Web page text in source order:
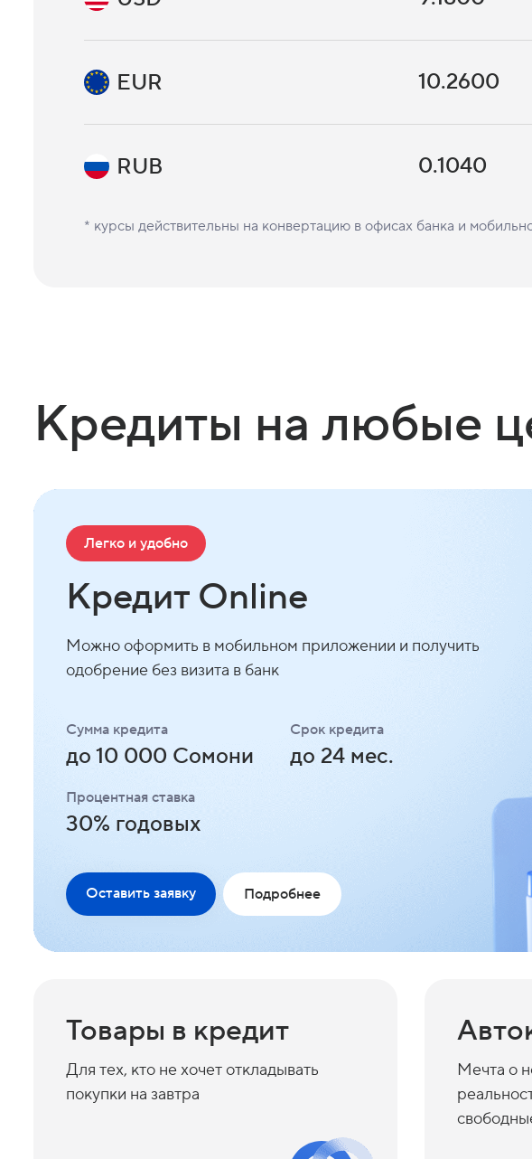
EUR 10.2600
RUB 0.1040
* курсы действительны на конвертацию в офисах банка и
Кредиты на любые
Легко и удобно
Кредит Online
Можно оформить в мобильном приложении и получить
одобрение без визита в банк
Сумма кредита
до 10 000 Сомони
Срок кредита
до 24 мес.
Процентная ставка
30% годовых
Оставить заявку Подробнее
Товары в кредит
Для тех, кто не хочет откладывать
покупки на завтра
Мечта о